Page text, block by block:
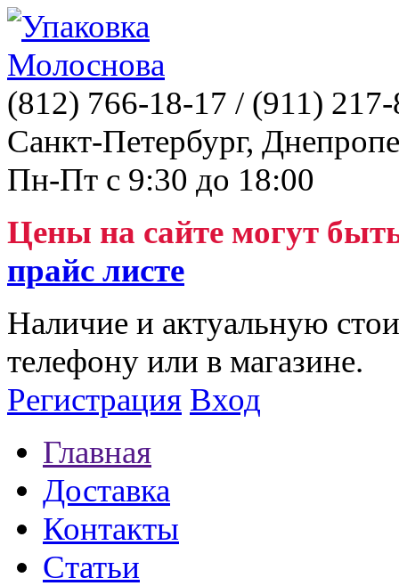
(812) 766-18-17 / (911)
Санкт-Петербург,
Пн-Пт с 9:30 до 18:00
Цены на сайте могут
прайс листе
Наличие и актуальную
телефону или в магазине.
Регистрация Вход
Главная
Доставка
Контакты
Статьи